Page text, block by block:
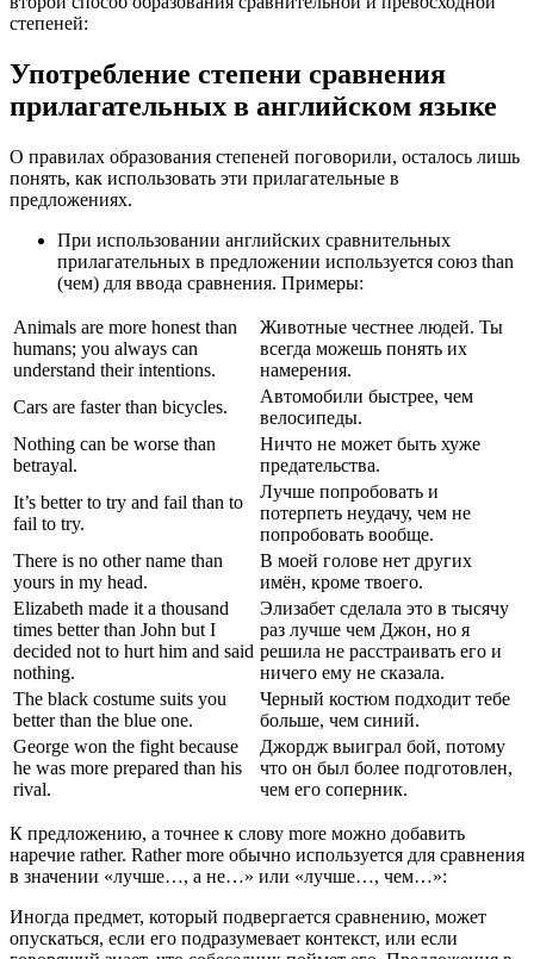
степеней:
Употребление степени сравнения
прилагательных в английском языке
О правилах образования степеней поговорили, осталось лишь
понять, как использовать эти прилагательные в
предложениях.
При использовании английских сравнительных
прилагательных в предложении используется союз than
(чем) для ввода сравнения. Примеры:
Animals are more honest than
humans; you always can
understand their intentions.
Животные честнее людей. Ты
всегда можешь понять их
намерения.
Cars are faster than bicycles.
Автомобили быстрее, чем
велосипеды.
Nothing can be worse than
betrayal.
Ничто не может быть хуже
предательства.
It’s better to try and fail than to
fail to try.
Лучше попробовать и
потерпеть неудачу, чем не
попробовать вообще.
There is no other name than
yours in my head.
В моей голове нет других
имён, кроме твоего.
Elizabeth made it a thousand
times better than John but I
decided not to hurt him and said
nothing.
Элизабет сделала это в тысячу
раз лучше чем Джон, но я
решила не расстраивать его и
ничего ему не сказала.
The black costume suits you
better than the blue one.
Черный костюм подходит тебе
больше, чем синий.
George won the fight because
he was more prepared than his
rival.
Джордж выиграл бой, потому
что он был более подготовлен,
чем его соперник.
К предложению, а точнее к слову more можно добавить
наречие rather. Rather more обычно используется для сравнения
в значении «лучше…, а не…» или «лучше…, чем…»:
Иногда предмет, который подвергается сравнению, может
опускаться, если его подразумевает контекст, или если